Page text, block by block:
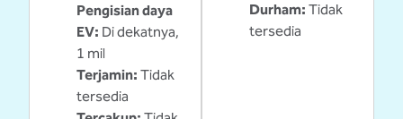
Pengisian daya
EV: Di dekatnya,
1 mil
Terjamin: Tidak
tersedia
Durham: Tidak
tersedia